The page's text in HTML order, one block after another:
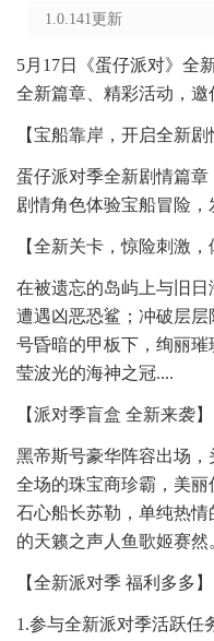
1.0.141更新
5月17日《蛋仔派对》全
全新篇章、精彩活动，邀
【宝船靠岸，开启全新剧
蛋仔派对季全新剧情篇
剧情角色体验宝船冒险，
【全新关卡，惊险刺激，
在被遗忘的岛屿上与旧
遭遇凶恶恐鲨；冲破层
号昏暗的甲板下，绚丽
莹波光的海神之冠....
【派对季盲盒 全新来袭】
黑帝斯号豪华阵容出场
全场的珠宝商珍霸，美
石心船长苏勒，单纯热
的天籁之声人鱼歌姬赛然
【全新派对季 福利多多】
1.参与全新派对季活跃任